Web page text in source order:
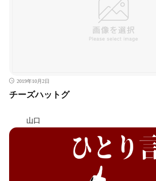
2019年10月2日
チーズハットグ
山口